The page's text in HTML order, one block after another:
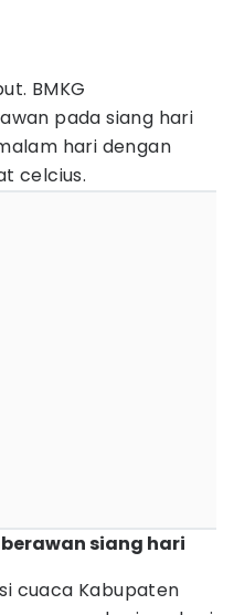
BMKG
pada siang hari
hari dengan
celcius.
siang hari
cuaca Kabupaten